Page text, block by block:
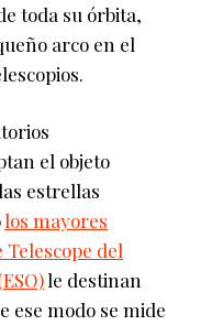
toda su órbita,
arco en el
el objeto
estrellas
los mayores
del
le destinan
ese modo se mide